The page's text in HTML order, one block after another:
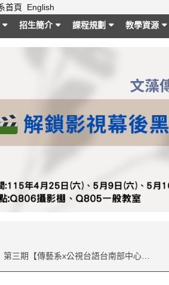
首頁
English
招生簡介 課程規劃 教學資源